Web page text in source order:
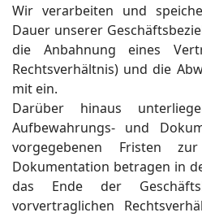
Wir verarbeiten und
Dauer unserer
die Anbahnung eines
Rechtsverhältnis) und die
mit ein.
Darüber hinaus
Aufbewahrungs- und
vorgegebenen Fristen
Dokumentation betragen in
das Ende der
vorvertraglichen